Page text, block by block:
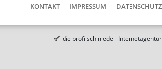
KONTAKT IMPRESSUM DATENSCHUTZ
die profilschmiede - Internetagentur